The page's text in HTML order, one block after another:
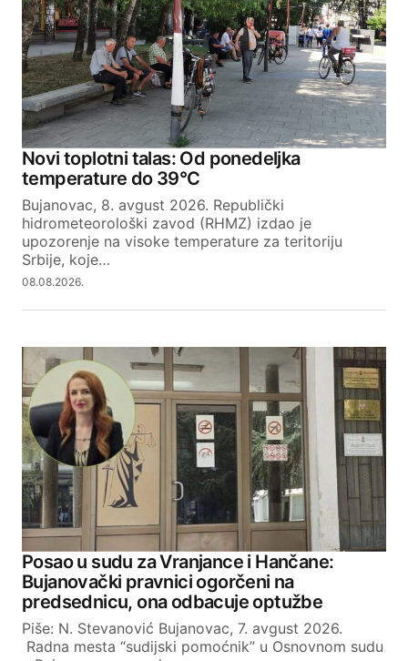
Novi toplotni talas: Od ponedeljka
temperature do 39°C
Bujanovac, 8. avgust 2026. Republički
hidrometeorološki zavod (RHMZ) izdao je
upozorenje na visoke temperature za teritoriju
Srbije, koje…
08.08.2026.
Posao u sudu za Vranjance i Hančane:
Bujanovački pravnici ogorčeni na
predsednicu, ona odbacuje optužbe
Piše: N. Stevanović Bujanovac, 7. avgust 2026.
Radna mesta “sudijski pomoćnik” u Osnovnom sudu